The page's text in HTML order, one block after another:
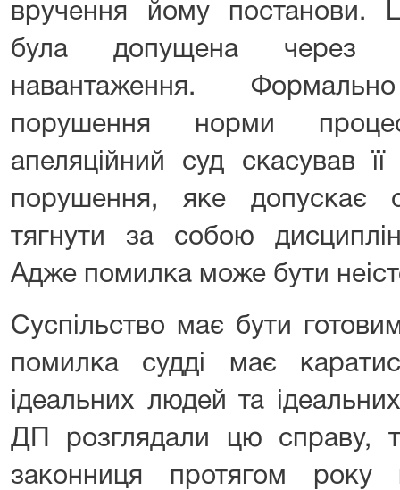
вручення йому постанови.
була допущена через
навантаження.
порушення норми
апеляційний суд скасував
порушення, яке допускає
тягнути за собою
Адже помилка може бути
Суспільство має бути
помилка судді має
ідеальних людей та
ДП розглядали цю справу,
законниця протягом року